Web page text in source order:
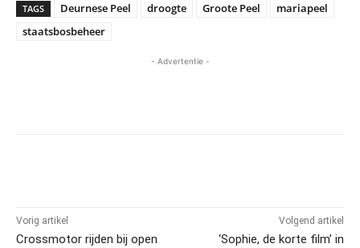
TAGS Deurnese Peel droogte Groote Peel
mariapeel
staatsbosbeheer
- Advertentie -
Vorig artikel
Crossmotor rijden bij open
Volgend artikel
‘Sophie, de korte film’ in